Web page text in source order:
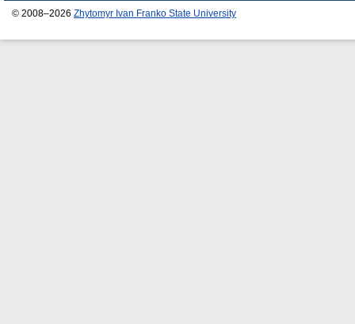
© 2008–2026 Zhytomyr Ivan Franko State University